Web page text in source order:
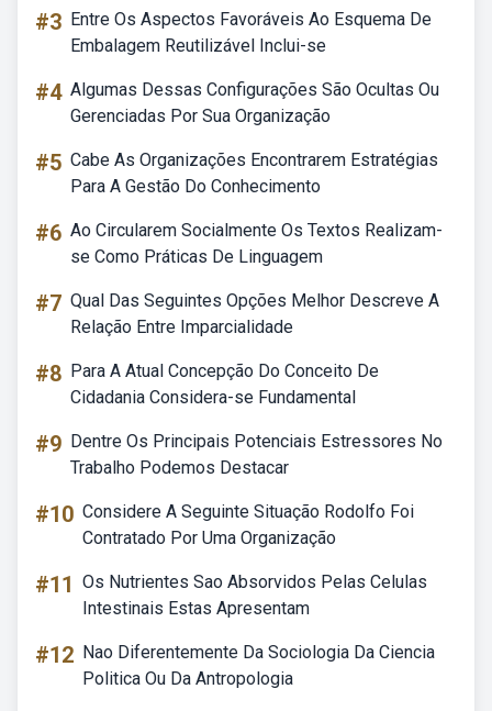
#3 Entre Os Aspectos Favoráveis Ao Esquema De
Embalagem Reutilizável Inclui-se
#4 Algumas Dessas Configurações São Ocultas Ou
Gerenciadas Por Sua Organização
#5 Cabe As Organizações Encontrarem Estratégias
Para A Gestão Do Conhecimento
#6 Ao Circularem Socialmente Os Textos Realizam-
se Como Práticas De Linguagem
#7 Qual Das Seguintes Opções Melhor Descreve A
Relação Entre Imparcialidade
#8 Para A Atual Concepção Do Conceito De
Cidadania Considera-se Fundamental
#9 Dentre Os Principais Potenciais Estressores No
Trabalho Podemos Destacar
#10 Considere A Seguinte Situação Rodolfo Foi
Contratado Por Uma Organização
#11 Os Nutrientes Sao Absorvidos Pelas Celulas
Intestinais Estas Apresentam
#12 Nao Diferentemente Da Sociologia Da Ciencia
Politica Ou Da Antropologia